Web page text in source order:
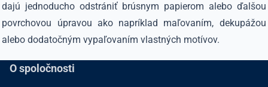
dajú jednoducho odstrániť brúsnym papierom alebo ďalšou
povrchovou úpravou ako napríklad maľovaním, dekupážou
alebo dodatočným vypaľovaním vlastných motívov.
O spoločnosti